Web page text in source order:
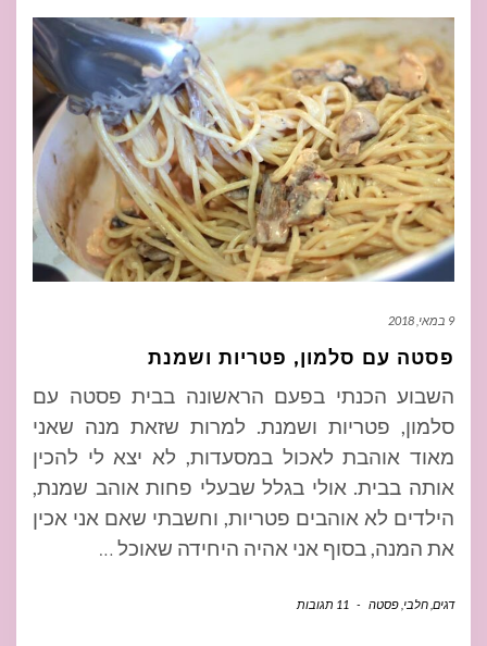
9 במאי, 2018
פסטה עם סלמון, פטריות ושמנת
השבוע הכנתי בפעם הראשונה בבית פסטה עם
סלמון, פטריות ושמנת. למרות שזאת מנה שאני
מאוד אוהבת לאכול במסעדות, לא יצא לי להכין
אותה בבית. אולי בגלל שבעלי פחות אוהב שמנת,
הילדים לא אוהבים פטריות, וחשבתי שאם אני אכין
את המנה, בסוף אני אהיה היחידה שאוכל …
דגים חלבי פסטה - 11 תגובות